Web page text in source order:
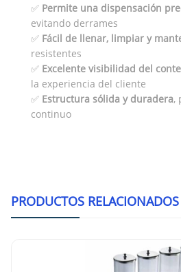
✅ Permite una dispensación
evitando derrames
✅ Fácil de llenar, limpiar y
resistentes
✅ Excelente visibilidad del
la experiencia del cliente
✅ Estructura sólida y duradera,
continuo
PRODUCTOS RELACIONADOS